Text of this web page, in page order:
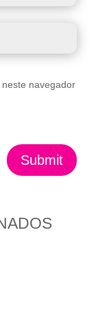
navegador
Submit